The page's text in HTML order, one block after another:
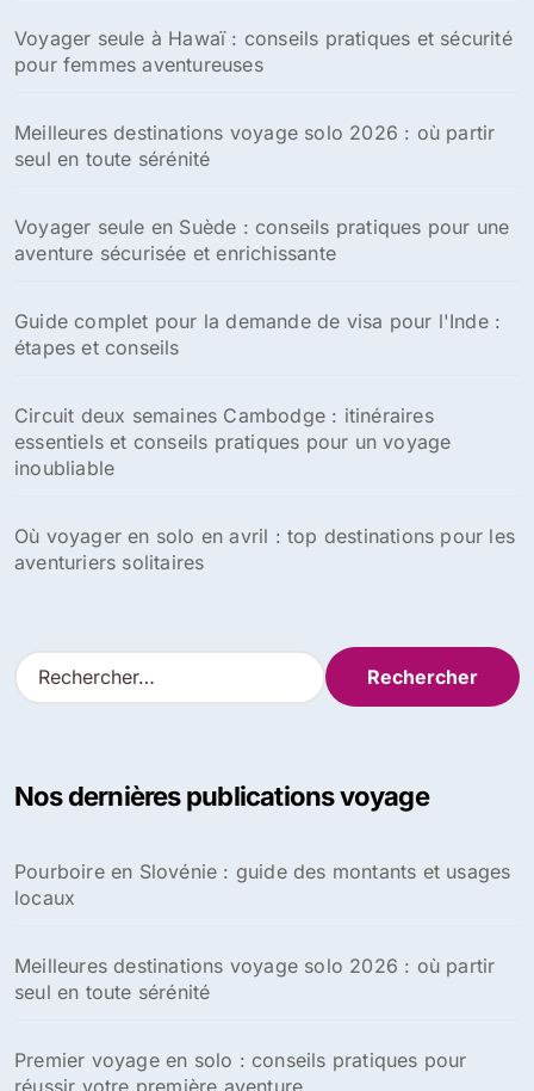
Voyager seule à Hawaï : conseils pratiques et sécurité
pour femmes aventureuses
Meilleures destinations voyage solo 2026 : où partir
seul en toute sérénité
Voyager seule en Suède : conseils pratiques pour une
aventure sécurisée et enrichissante
Guide complet pour la demande de visa pour l'Inde :
étapes et conseils
Circuit deux semaines Cambodge : itinéraires
essentiels et conseils pratiques pour un voyage
inoubliable
Où voyager en solo en avril : top destinations pour les
aventuriers solitaires
R
e
r
e
r
Nos dernières publications voyage
Pourboire en Slovénie : guide des montants et usages
locaux
Meilleures destinations voyage solo 2026 : où partir
seul en toute sérénité
Premier voyage en solo : conseils pratiques pour